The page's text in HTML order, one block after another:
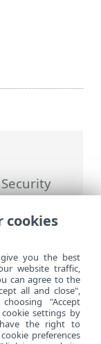
Security
>
de la
cookies
you the best
website traffic,
can agree to the
all and close",
"Accept
settings by
have the right to
preferences